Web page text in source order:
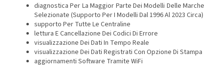
diagnostica Per La Maggior Parte Dei Modelli Delle Marche
Selezionate (Supporto Per I Modelli Dal 1996 Al 2023 Circa)
supporto Per Tutte Le Centraline
lettura E Cancellazione Dei Codici Di Errore
visualizzazione Dei Dati In Tempo Reale
visualizzazione Dei Dati Registrati Con Opzione Di Stampa
aggiornamenti Software Tramite WiFi